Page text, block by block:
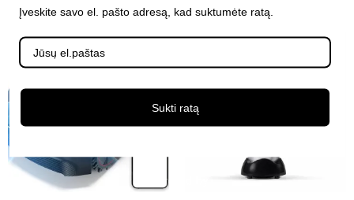
AKCIJA!
Įveskite savo el. pašto adresą, kad suktumėte ratą.
Sukti ratą